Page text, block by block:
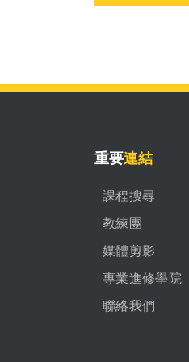
重要連結
課程搜尋
教練團
媒體剪影
專業進修學院
聯絡我們